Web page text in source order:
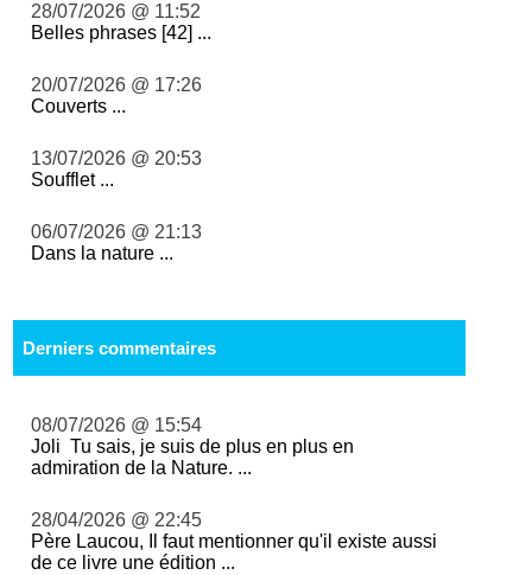
28/07/2026 @ 11:52
Belles phrases [42] ...
20/07/2026 @ 17:26
Couverts ...
13/07/2026 @ 20:53
Soufflet ...
06/07/2026 @ 21:13
Dans la nature ...
Derniers commentaires
08/07/2026 @ 15:54
Joli Tu sais, je suis de plus en plus en
admiration de la Nature. ...
28/04/2026 @ 22:45
Père Laucou, Il faut mentionner qu'il existe aussi
de ce livre une édition ...